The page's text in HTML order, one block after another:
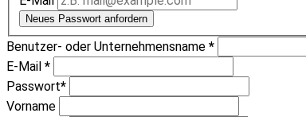
Neues Passwort anfordern
Benutzer- oder Unternehmensname *
E-Mail *
Passwort*
Vorname